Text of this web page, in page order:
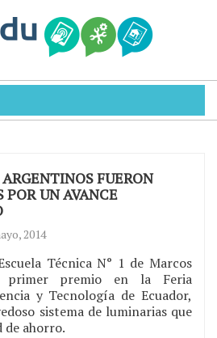
FUERON
POR UN AVANCE
2014
Técnica N° 1 de Marcos
primer premio en la Feria
y Tecnología de Ecuador,
sistema de luminarias que
de ahorro.